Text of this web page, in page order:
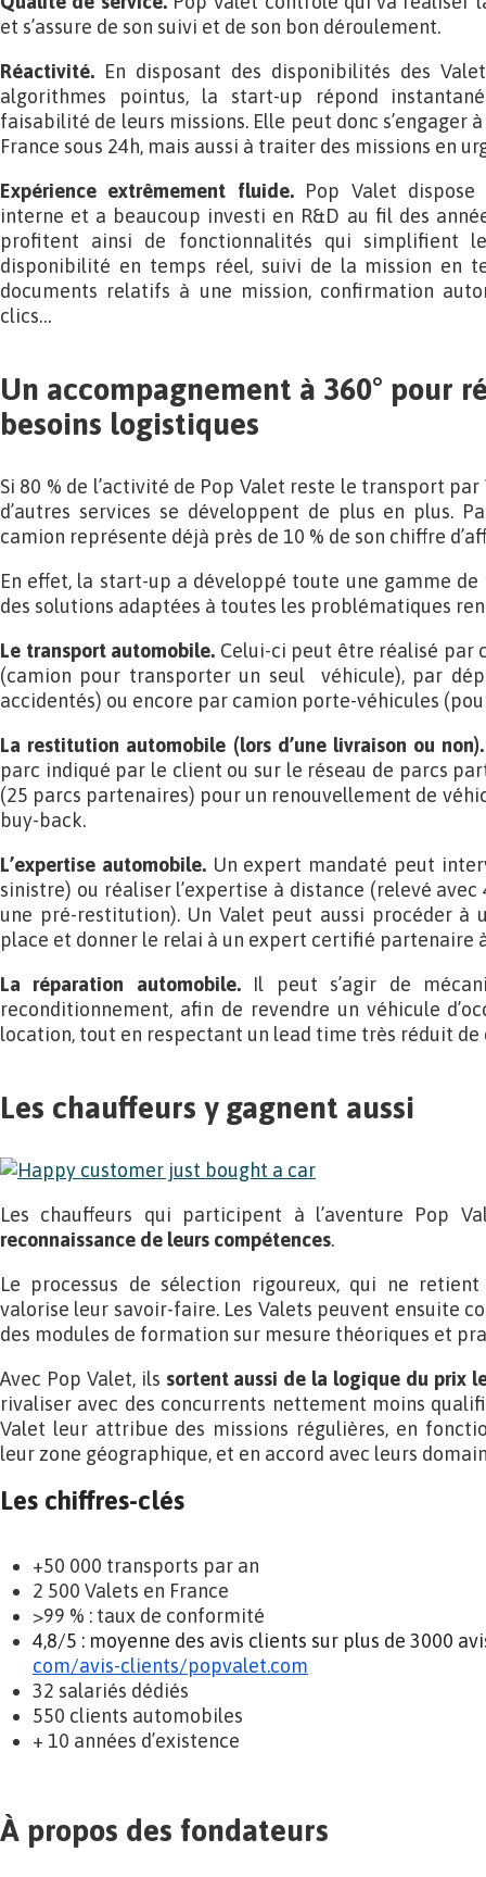
et s’assure de son suivi et de son bon déroulement.
Réactivité. En disposant des disponibilités des
algorithmes pointus, la start-up répond
faisabilité de leurs missions. Elle peut donc s’engager
France sous 24h, mais aussi à traiter des missions en
Expérience extrêmement fluide.Pop Valet dispose
interne et a beaucoup investi en R&D au fil des
profitent ainsi de fonctionnalités qui simplifient
disponibilité en temps réel, suivi de la mission en
documents relatifs à une mission, confirmation
clics…
Un accompagnement à 360° pour
besoins logistiques
Si 80 % de l’activité de Pop Valet reste le transport
d’autres services se développent de plus en plus.
camion représente déjà près de 10 % de son chiffre
En effet, la start-up a développé toute une gamme
des solutions adaptées à toutes les problématiques
Le transport automobile. Celui-ci peut être réalisé par
(camion pour transporter un seul véhicule), par
accidentés) ou encore par camion porte-véhicules
La restitution automobile (lors d’une livraison ou non).
parc indiqué par le client ou sur le réseau de parcs
(25 parcs partenaires) pour un renouvellement de
buy-back.
L’expertise automobile. Un expert mandaté peut
sinistre) ou réaliser l’expertise à distance (relevé
une pré-restitution). Un Valet peut aussi procéder à
place et donner le relai à un expert certifié partenaire
La réparation automobile.Il peut s’agir de
reconditionnement, afin de revendre un véhicule
location, tout en respectant un lead time très réduit de
Les chauffeurs y gagnent aussi
Les chauffeurs qui participent à l’aventure Pop
reconnaissance de leurs compétences.
Le processus de sélection rigoureux, qui ne
valorise leur savoir-faire. Les Valets peuvent ensuite
des modules de formation sur mesure théoriques et
Avec Pop Valet, ils sortent aussi de la logique du prix
rivaliser avec des concurrents nettement moins
Valet leur attribue des missions régulières, en
leur zone géographique, et en accord avec leurs
Les chiffres-clés
+50 000 transports par an
2 500 Valets en France
>99 % : taux de conformité
4,8/5 : moyenne des avis clients sur plus de 3000
com/avis-clients/popvalet.com
32 salariés dédiés
550 clients automobiles
+ 10 années d’existence
À propos des fondateurs